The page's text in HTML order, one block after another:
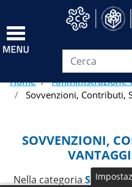
Home
Amministrazione
Sovvenzioni, Contributi,
SOVVENZIONI,
Nella categoria